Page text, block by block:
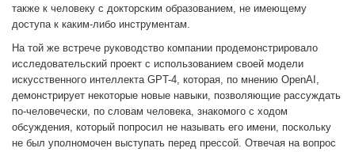
также к человеку с докторским образованием, не имеющему
доступа к каким-либо инструментам.
На той же встрече руководство компании продемонстрировало
исследовательский проект с использованием своей модели
искусственного интеллекта GPT-4, которая, по мнению OpenAI,
демонстрирует некоторые новые навыки, позволяющие рассуждать
по-человечески, по словам человека, знакомого с ходом
обсуждения, который попросил не называть его имени, поскольку
не был уполномочен выступать перед прессой. Отвечая на вопрос